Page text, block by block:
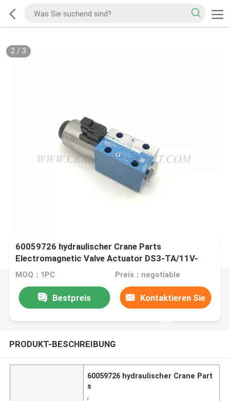
2/ 3
60059726 hydraulischer Crane Parts
Electromagnetic Valve Actuator DS3-TA/11V-
D24K7/W7
MOQ：1PC Preis：negotiable
Bestpreis Kontaktieren Sie
uns
PRODUKT-BESCHREIBUNG
60059726 hydraulischer Crane Part
s
,